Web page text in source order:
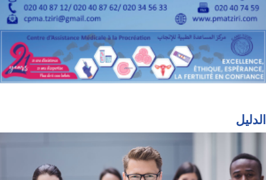
الدليل